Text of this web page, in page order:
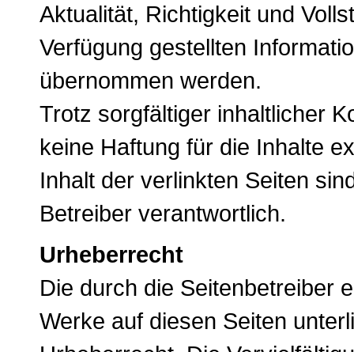
Aktualität, Richtigkeit und
Verfügung gestellten
übernommen werden.
Trotz sorgfältiger inhaltlicher
keine Haftung für die Inhalte
Inhalt der verlinkten Seiten
Betreiber verantwortlich.
Urheberrecht
Die durch die Seitenbetreiber
Werke auf diesen Seiten